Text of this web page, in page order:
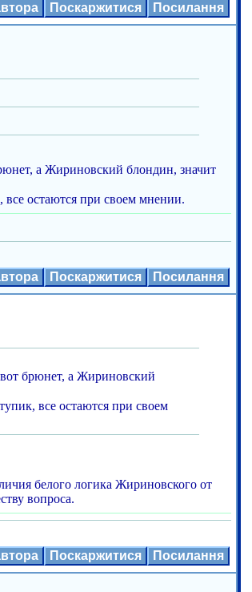
Поскаржитися Посилання
а Жириновский блондин, значит
все остаются при своем мнении.
Поскаржитися Посилання
брюнет, а Жириновский
все остаются при своем
белого логика Жириновского от
вопроса.
Поскаржитися Посилання